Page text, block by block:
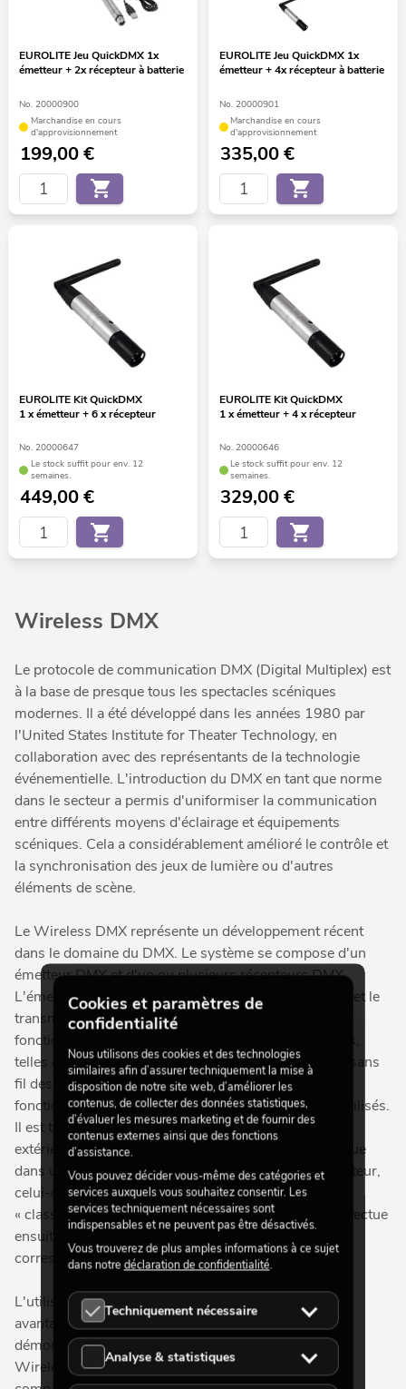
EUROLITE Jeu QuickDMX 1x
émetteur + 2x récepteur à batterie
No. 20000900
Marchandise en cours
d'approvisionnement
199,00€
EUROLITE Jeu QuickDMX 1x
émetteur + 4x récepteur à batterie
No. 20000901
Marchandise en cours
d'approvisionnement
335,00€
EUROLITE Kit QuickDMX
1 x émetteur + 6 x récepteur
No. 20000647
Le stock suffit pour env. 12
semaines.
449,00€
EUROLITE Kit QuickDMX
1 x émetteur + 4 x récepteur
No. 20000646
Le stock suffit pour env. 12
semaines.
329,00€
Wireless DMX
Le protocole de communication DMX (Digital Multiplex) est
à la base de presque tous les spectacles scéniques
modernes. Il a été développé dans les années 1980 par
l'United States Institute for Theater Technology, en
collaboration avec des représentants de la technologie
événementielle. L'introduction du DMX en tant que norme
dans le secteur a permis d'uniformiser la communication
entre différents moyens d'éclairage et équipements
scéniques. Cela a considérablement amélioré le contrôle et
la synchronisation des jeux de lumière ou d'autres
éléments de scène.
Le Wireless DMX représente un développement récent
dans le domaine du DMX. Le système se compose d'un
émetteur DMX et d'un ou plusieurs récepteurs DMX.
L'émetteur convertit le signal DMX en format sans fil et le
transmet au récepteur prévu. Ces systèmes sans fil
fonctionnent généralement sur différentes fréquences,
telles que 2,4 GHz ou 5,8 GHz pour la transmission sans
fil des signaux DMX. La portée du système varie en
fonction de la puissance et du nombre d'émetteurs utilisés.
Il est tout à fait possible que lors d'un événement en
extérieur, la portée DMX soit nettement plus élevée que
dans un bâtiment. Une fois le signal reçu par le récepteur,
celui-ci convertit le signal sans fil en un signal DMX
« classique ». L'équipement connecté au récepteur effectue
ensuite le mouvement ou le changement de couleur
correspondant.
L'utilisation du Wireless DMX présente de nombreux
avantages pour la préparation, le déroulement et le
démontage d'un événement. En effet, l'utilisation du
Wireless DMX, de répartiteurs ou d'autres appareils
Cookies et paramètres de
confidentialité
Nous utilisons des cookies et des technologies
similaires afin d’assurer techniquement la mise à
disposition de notre site web, d’améliorer les
contenus, de collecter des données statistiques,
d’évaluer les mesures marketing et de fournir des
contenus externes ainsi que des fonctions
d’assistance.
Vous pouvez décider vous-même des catégories et
services auxquels vous souhaitez consentir. Les
services techniquement nécessaires sont
indispensables et ne peuvent pas être désactivés.
Vous trouverez de plus amples informations à ce sujet
dans notre déclaration de confidentialité.
Techniquement nécessaire
Analyse & statistiques